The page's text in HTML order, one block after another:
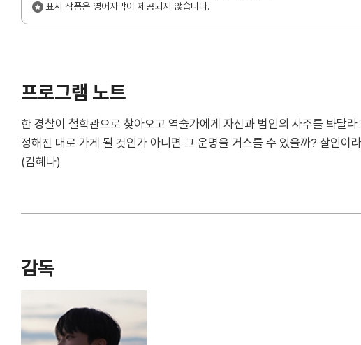
표시 작품은 영어자막이 제공되지 않습니다.
프로그램 노트
한 경찰이 철학관으로 찾아오고 역술가에게 자신과 범인의 사주를 봐달
정해진 대로 가게 될 것인가 아니면 그 운명을 거스를 수 있을까? 살인
(김혜나)
감독